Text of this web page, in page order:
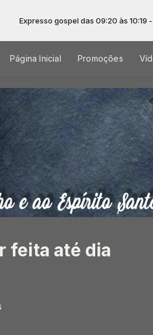
gospel das 09:20 às 10:19 -Tocando
Página Inicial Promoções
feita até dia